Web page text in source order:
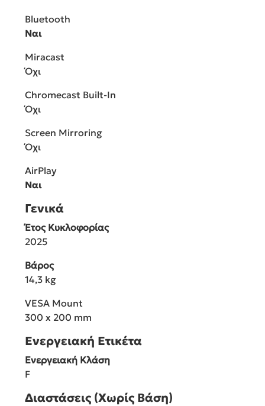
Bluetooth
Ναι
Miracast
Όχι
Chromecast Built-In
Όχι
Screen Mirroring
Όχι
AirPlay
Ναι
Γενικά
Έτος Κυκλοφορίας
2025
Βάρος
14,3 kg
VESA Mount
300 x 200 mm
Ενεργειακή Ετικέτα
Ενεργειακή Κλάση
F
Διαστάσεις (Χωρίς Βάση)